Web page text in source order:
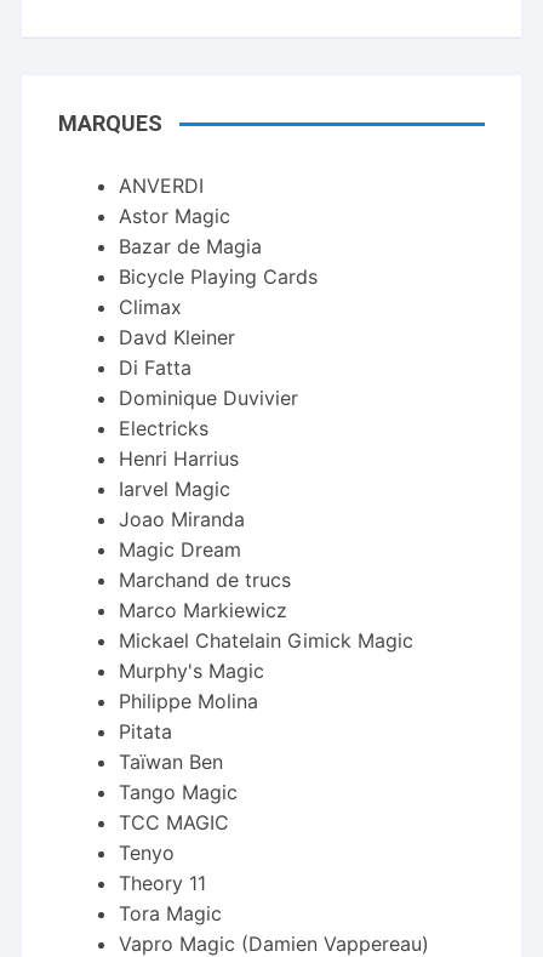
MARQUES
ANVERDI
Astor Magic
Bazar de Magia
Bicycle Playing Cards
Climax
Davd Kleiner
Di Fatta
Dominique Duvivier
Electricks
Henri Harrius
Iarvel Magic
Joao Miranda
Magic Dream
Marchand de trucs
Marco Markiewicz
Mickael Chatelain Gimick Magic
Murphy's Magic
Philippe Molina
Pitata
Taïwan Ben
Tango Magic
TCC MAGIC
Tenyo
Theory 11
Tora Magic
Vapro Magic (Damien Vappereau)